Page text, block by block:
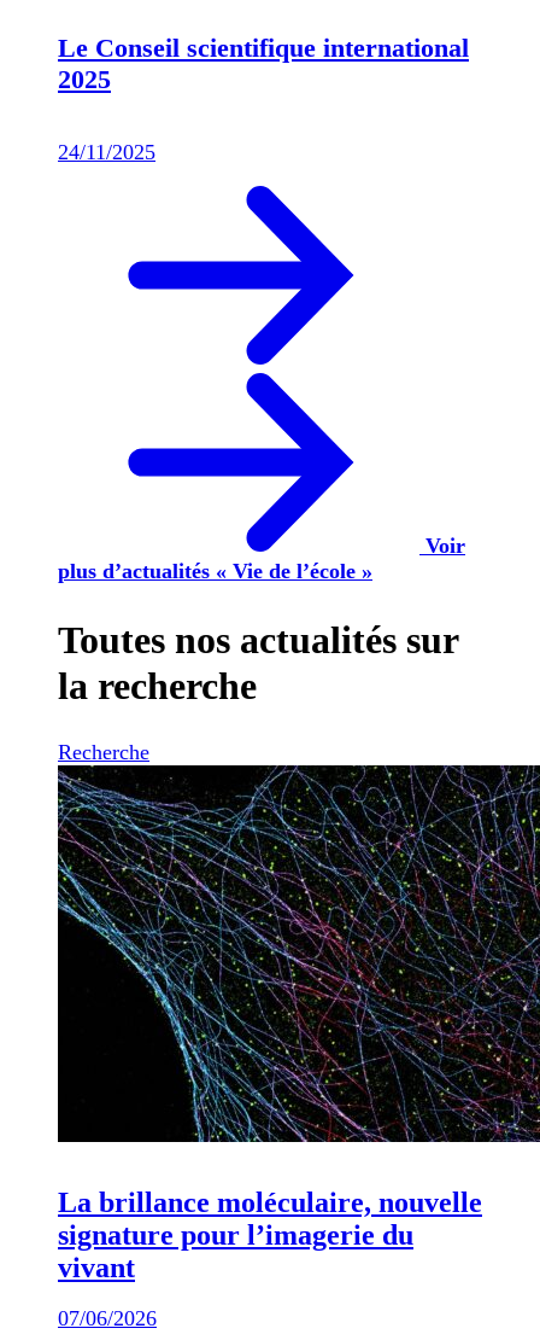
Le Conseil scientifique international
2025
24/11/2025
Voir
plus d’actualités « Vie de l’école »
Toutes nos actualités sur
la recherche
Recherche
La brillance moléculaire, nouvelle
signature pour l’imagerie du
vivant
07/06/2026